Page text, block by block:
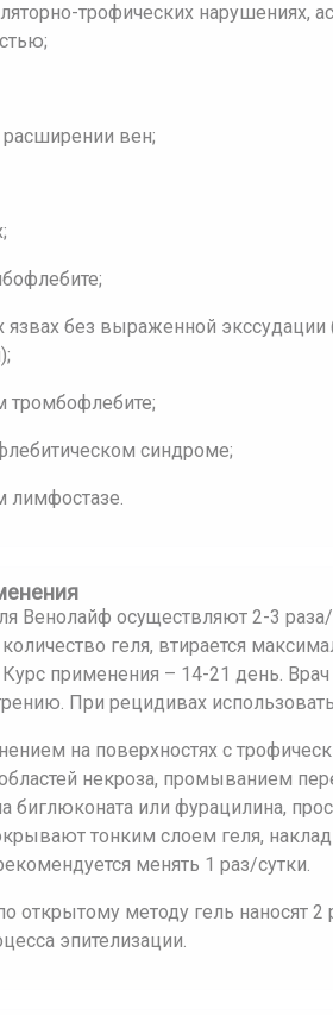
трофических нарушениях,
вен;
язвах без выраженной экссудации
тромбофлебите;
синдроме;
лимфостазе.
Венолайф осуществляют 2-3
геля, втирается
применения – 14-21 день.
При рецидивах
на поверхностях с
некроза, промыванием
биглюконата или фурацилина,
тонким слоем геля,
менять 1 раз/сутки.
открытому методу гель наносят 2
эпителизации.